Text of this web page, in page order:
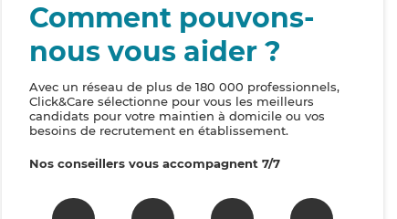
Comment pouvons-
nous vous aider ?
Avec un réseau de plus de 180 000 professionnels,
Click&Care sélectionne pour vous les meilleurs
candidats pour votre maintien à domicile ou vos
besoins de recrutement en établissement.
Nos conseillers vous accompagnent 7/7